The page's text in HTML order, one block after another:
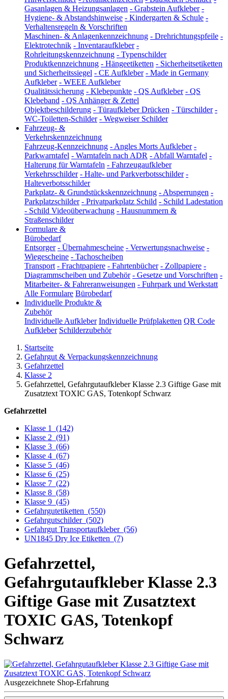
Gasanlagen & Heizungsanlagen - Grabstein Aufkleber -
Hygiene- & Abstandshinweise - Kindergarten & Schule -
Verhaltensregeln & Vorschriften
Maschinen- & Anlagenkennzeichnung - Drehrichtungspfeile -
Elektrotechnik - Inventaraufkleber -
Rohrleitungskennzeichnung - Typenschilder
Produktkennzeichnung - Hängeetiketten - Sicherheitsetiketten
und Sicherheitssiegel - CE Aufkleber - Made in Germany
Aufkleber - WEEE Aufkleber
Qualitätssicherung - Klebepunkte - QS Aufkleber - QS
Klebeband - QS Anhänger & Zettel
Objektbeschilderung - Türaufkleber Drücken - Türschilder -
WC-Toiletten-Schilder - Wegweiser Schilder
Fahrzeug- &
Verkehrskennzeichnung
Fahrzeug-Kennzeichnung - Angles Morts Aufkleber -
Parkwarntafel - Warntafeln nach ADR - Abfall Warntafel -
Halterung für Warntafeln - Fahrzeugaufkleber
Verkehrsschilder - Halte- und Parkverbotsschilder -
Halteverbotsschilder
Parkplatz- & Grundstückskennzeichnung - Absperrungen -
Parkplatzschilder - Privatparkplatz Schild - Schild Ladestation
- Schild Videoüberwachung - Hausnummern &
Straßenschilder
Formulare &
Bürobedarf
Entsorger - Übernahmescheine - Verwertungsnachweise -
Wiegescheine - Tachoscheiben
Transport - Frachtpapiere - Fahrtenbücher - Zollpapiere -
Diagrammscheiben und Zubehör - Gesetze und Vorschriften -
Mitarbeiter- & Fahreranweisungen - Fuhrpark und Werkstatt
Alle Formulare Bürobedarf
Individuelle Produkte &
Zubehör
Individuelle Aufkleber Individuelle Prüfplaketten QR Code
Aufkleber Schilderzubehör
Startseite
Gefahrgut & Verpackungskennzeichnung
Gefahrzettel
Klasse 2
Gefahrzettel, Gefahrgutaufkleber Klasse 2.3 Giftige Gase mit
Zusatztext TOXIC GAS, Totenkopf Schwarz
Gefahrzettel
Klasse 1
(142)
Klasse 2 (91)
Klasse 3 (66)
Klasse 4 (67)
Klasse 5 (46)
Klasse 6 (25)
Klasse 7 (22)
Klasse 8 (58)
Klasse 9 (45)
Gefahrgutetiketten (550)
Gefahrgutschilder (502)
Gefahrgut Transportaufkleber (56)
UN1845 Dry Ice Etiketten (7)
Gefahrzettel,
Gefahrgutaufkleber Klasse 2.3
Giftige Gase mit Zusatztext
TOXIC GAS, Totenkopf
Schwarz
Ausgezeichnete Shop-Erfahrung